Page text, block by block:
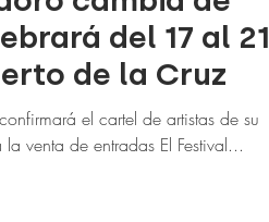
del 17 al 21
de la Cruz
el cartel de artistas de su
venta de entradas El Festival...